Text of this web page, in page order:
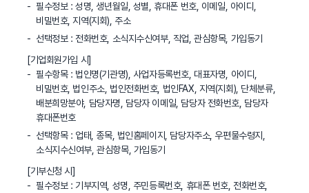
필수정보 : 성명, 생년월일, 성별, 휴대폰 번호, 이메일, 아이디,
비밀번호, 지역(지회), 주소
선택정보 : 전화번호, 소식지수신여부, 직업, 관심항목, 가입동기
[기업회원가입 시]
필수항목 : 법인명(기관명), 사업자등록번호, 대표자명, 아이디,
비밀번호, 법인주소, 법인전화번호, 법인FAX, 지역(지회), 단체분류,
배분희망분야, 담당자명, 담당자 이메일, 담당자 전화번호, 담당자
휴대폰번호
선택항목 : 업태, 종목, 법인홈페이지, 담당자주소, 우편물수령지,
소식지수신여부, 관심항목, 가입동기
[기부신청 시]
필수정보 : 기부지역, 성명, 주민등록번호, 휴대폰 번호, 전화번호,